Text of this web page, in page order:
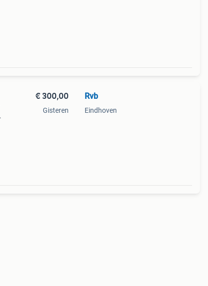
€ 300,00
Gisteren
Rvb
Eindhoven